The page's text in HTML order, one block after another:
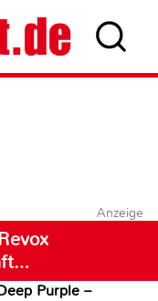
Anzeige
Purple –